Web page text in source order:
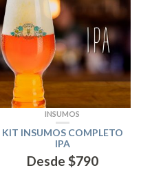
INSUMOS
KIT INSUMOS COMPLETO
IPA
Desde $790